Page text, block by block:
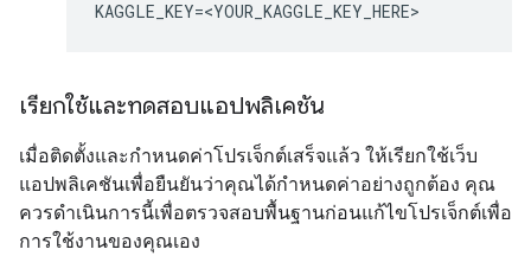
เรียกใช้และทดสอบแอปพลิเคชัน
เมื่อติดตั้งและกำหนดค่าโปรเจ็กต์เสร็จแล้ว ให้เรียกใช้เว็บ
แอปพลิเคชันเพื่อยืนยันว่าคุณได้กำหนดค่าอย่างถูกต้อง คุณ
ควรดำเนินการนี้เพื่อตรวจสอบพื้นฐานก่อนแก้ไขโปรเจ็กต์เพื่อ
การใช้งานของคุณเอง